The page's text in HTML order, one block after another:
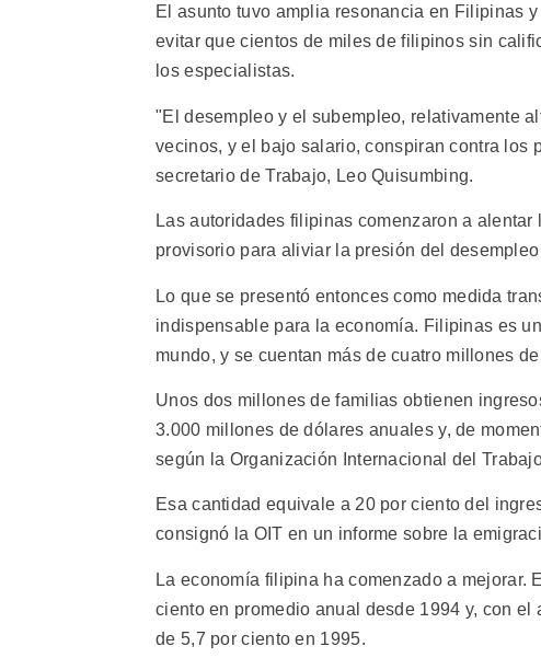
El asunto tuvo amplia resonancia en Filipinas
evitar que cientos de miles de filipinos sin
los especialistas.
"El desempleo y el subempleo, relativamente
vecinos, y el bajo salario, conspiran contra los
secretario de Trabajo, Leo Quisumbing.
Las autoridades filipinas comenzaron a
provisorio para aliviar la presión del
Lo que se presentó entonces como medida
indispensable para la economía. Filipinas es
mundo, y se cuentan más de cuatro millones
Unos dos millones de familias obtienen
3.000 millones de dólares anuales y, de
según la Organización Internacional del
Esa cantidad equivale a 20 por ciento del
consignó la OIT en un informe sobre la
La economía filipina ha comenzado a mejorar.
ciento en promedio anual desde 1994 y, con
de 5,7 por ciento en 1995.